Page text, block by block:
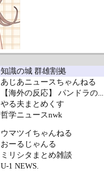
知識の城 群雄割拠
あじあニュースちゃんねる
【海外の反応】 パンドラの...
やる夫まとめくす
哲学ニュースnwk
ウマツイちゃんねる
おーるじゃんる
ミリシタまとめ雑談
U-1 NEWS.